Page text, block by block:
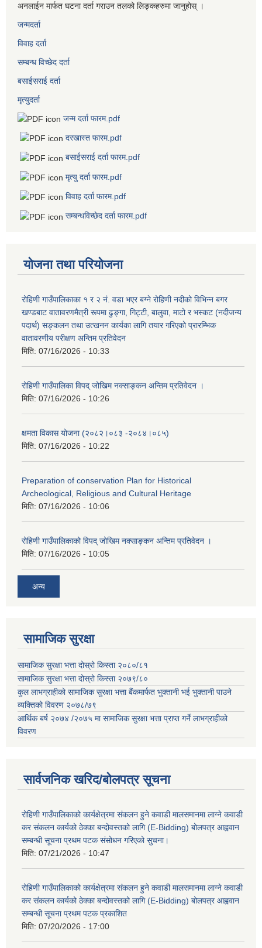
अनलाईन मार्फत घटना दर्ता गराउन तलको लिङ्कहरुमा जानुहोस् ।
जन्मदर्ता
विवाह दर्ता
सम्बन्ध विच्छेद दर्ता
बसाईसराई दर्ता
मृत्युदर्ता
जन्म दर्ता फारम.pdf
दरखास्त फारम.pdf
बसाईसराई दर्ता फारम.pdf
मृत्यु दर्ता फारम.pdf
विवाह दर्ता फारम.pdf
सम्बन्धविच्छेद दर्ता फारम.pdf
योजना तथा परियोजना
रोहिणी गाउँपालिकाका १ र २ नं. वडा भएर बग्ने रोहिणी नदीको विभिन्न बगर
खण्डबाट वातावरणमैत्री रूपमा ढुङ्गा, गिट्टी, बालुवा, माटो र भस्कट (नदीजन्य
पदार्थ) सङ्कलन तथा उत्खनन कार्यका लागि तयार गरिएको प्रारम्भिक
वातावरणीय परीक्षण अन्तिम प्रतिवेदन
मिति: 07/16/2026 - 10:33
रोहिणी गाउँपालिका विपद् जोखिम नक्साङ्कन अन्तिम प्रतिवेदन ।
मिति: 07/16/2026 - 10:26
क्षमता विकास योजना (२०८२।०८३‍ -२०८४।०८५)
मिति: 07/16/2026 - 10:22
Preparation of conservation Plan for Historical
Archeological, Religious and Cultural Heritage
मिति: 07/16/2026 - 10:06
रोहिणी गाउँपालिकाको विपद् जोखिम नक्साङ्कन अन्तिम प्रतिवेदन ।
मिति: 07/16/2026 - 10:05
अन्य
सामाजिक सुरक्षा
सामाजिक सुरक्षा भत्ता दोस्रो किस्ता २०८०/८१
सामाजिक सुरक्षा भत्ता दोस्रो किस्ता २०७९/८०
कुल लाभग्राहीको सामाजिक सुरक्षा भत्ता बैंकमार्फत भुक्तानी भई भुक्तानी पाउने
व्यक्तिको विवरण २०७८/७९
आर्थिक बर्ष २०७४ /२०७५ मा सामाजिक सुरक्षा भत्ता प्राप्त गर्ने लाभग्राहीको
विवरण
सार्वजनिक खरिद/बोलपत्र सूचना
रोहिणी गाउँपालिकाको कार्यक्षेत्रमा संकलन हुने कवाडी मालसमानमा लाग्ने कवाडी
कर संकलन कार्यको ठेक्का बन्दोवस्तको लागि (E-Bidding) बोलपत्र आह्ववान
सम्बन्धी सूचना प्रथम पटक संसोधन गरिएको सुचना।
मिति: 07/21/2026 - 10:47
रोहिणी गाउँपालिकाको कार्यक्षेत्रमा संकलन हुने कवाडी मालसमानमा लाग्ने कवाडी
कर संकलन कार्यको ठेक्का बन्दोवस्तको लागि (E-Bidding) बोलपत्र आह्ववान
सम्बन्धी सूचना प्रथम पटक प्रकाशित
मिति: 07/20/2026 - 17:00